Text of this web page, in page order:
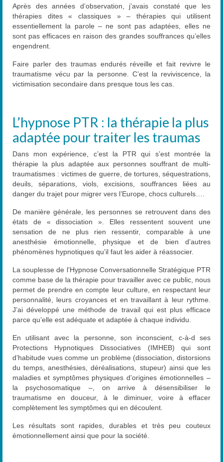
Après des années d’observation, j’avais constaté que les
thérapies dites « classiques » – thérapies qui utilisent
essentiellement la parole – ne sont pas adaptées, elles ne
sont pas efficaces en raison des grandes souffrances qu’elles
engendrent.
Faire parler des traumas endurés réveille et fait revivre le
traumatisme vécu par la personne. C’est la reviviscence, la
victimisation secondaire dans presque tous les cas.
L’hypnose PTR : la thérapie la plus
adaptée pour traiter les traumas
Dans mon expérience, c’est la PTR qui s’est montrée la
thérapie la plus adaptée aux personnes souffrant de multi-
traumatismes : victimes de guerre, de tortures, séquestrations,
deuils, séparations, viols, excisions, souffrances liées au
danger du trajet pour migrer vers l’Europe, chocs culturels….
De manière générale, les personnes se retrouvent dans des
états de « dissociation ». Elles ressentent souvent une
sensation de ne plus rien ressentir, comparable à une
anesthésie émotionnelle, physique et de bien d’autres
phénomènes hypnotiques qu’il faut les aider à réassocier.
La souplesse de l’Hypnose Conversationnelle Stratégique PTR
comme base de la thérapie pour travailler avec ce public, nous
permet de prendre en compte leur culture, en respectant leur
personnalité, leurs croyances et en travaillant à leur rythme.
J’ai développé une méthode de travail qui est plus efficace
parce qu’elle est adéquate et adaptée à chaque individu.
En utilisant avec la personne, son inconscient, c-à-d ses
Protections Hypnotiques Dissociatives (IMHEB) qui sont
d’habitude vues comme un problème (dissociation, distorsions
du temps, anesthésies, déréalisations, stupeur) ainsi que les
maladies et symptômes physiques d’origines émotionnelles –
la psychosomatique –, on arrive à désensibiliser le
traumatisme en douceur, à le diminuer, voire à effacer
complètement les symptômes qui en découlent.
Les résultats sont rapides, durables et très peu couteux
émotionnellement ainsi que pour la société.